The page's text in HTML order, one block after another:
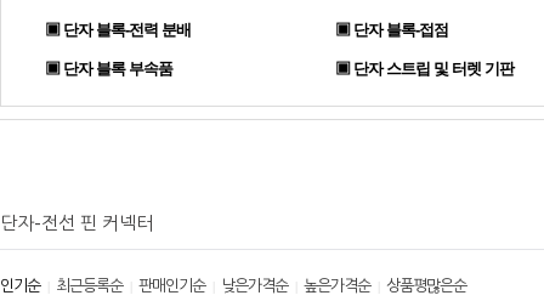
▣ 단자 블록-전력 분배 ▣ 단자 블록-접점
▣ 단자 블록 부속품 ▣ 단자 스트립 및 터렛 기판
단자-전선 핀 커넥터
인기순| 최근등록순| 판매인기순| 낮은가격순| 높은가격순| 상품평많은순